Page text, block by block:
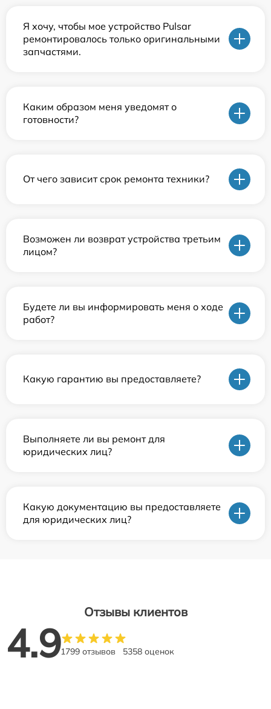
Я хочу, чтобы мое устройство Pulsar
ремонтировалось только оригинальными
запчастями.
Каким образом меня уведомят о
готовности?
От чего зависит срок ремонта техники?
Возможен ли возврат устройства третьим
лицом?
Будете ли вы информировать меня о ходе
работ?
Какую гарантию вы предоставляете?
Выполняете ли вы ремонт для
юридических лиц?
Какую документацию вы предоставляете
для юридических лиц?
Отзывы клиентов
4.91799 отзывов 5358 оценок